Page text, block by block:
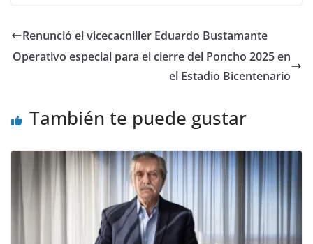
Renunció el vicecacniller Eduardo Bustamante
Operativo especial para el cierre del Poncho 2025 en
el Estadio Bicentenario
También te puede gustar